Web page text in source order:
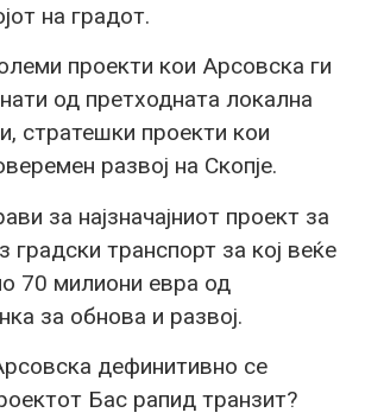
на градот.
проекти кои Арсовска ги
од претходната локална
стратешки проекти кои
развој на Скопје.
за најзначајниот проект за
градски транспорт за кој веќе
70 милиони евра од
за обнова и развој.
дефинитивно се
Бас рапид транзит?